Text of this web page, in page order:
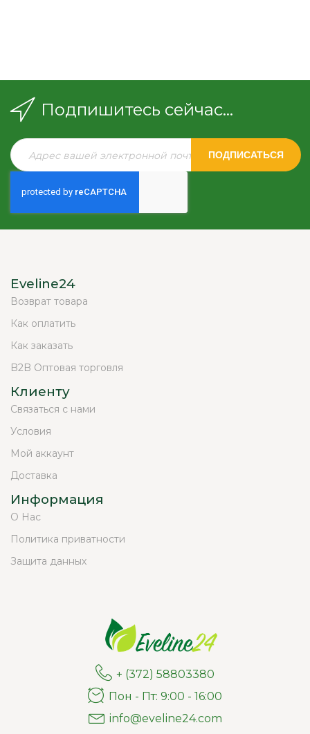
Подпишитесь сейчас...
ПОДПИСАТЬСЯ
Eveline24
Возврат товара
Как оплатить
Как заказать
B2B Оптовая торговля
Клиенту
Связаться с нами
Условия
Мой аккаунт
Доставка
Информация
О Нас
Политика приватности
Защита данных
+ (372) 58803380
Пон - Пт: 9:00 - 16:00
info@eveline24.com